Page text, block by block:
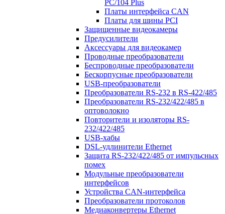
PC/104 Plus
Платы интерфейса CAN
Платы для шины PCI
Защищенные видеокамеры
Предусилители
Аксессуары для видеокамер
Проводные преобразователи
Беспроводные преобразователи
Бескорпусные преобразователи
USB-преобразователи
Преобразователи RS-232 в RS-422/485
Преобразователи RS-232/422/485 в
оптоволокно
Повторители и изоляторы RS-
232/422/485
USB-хабы
DSL-удлинители Ethernet
Защита RS-232/422/485 от импульсных
помех
Модульные преобразователи
интерфейсов
Устройства CAN-интерфейса
Преобразователи протоколов
Медиаконвертеры Ethernet